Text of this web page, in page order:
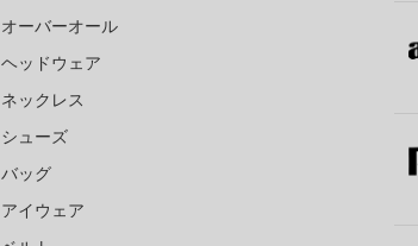
オーバーオール
ヘッドウェア
ネックレス
シューズ
バッグ
アイウェア